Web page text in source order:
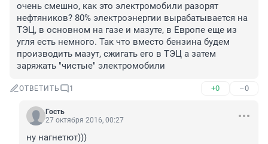
очень смешно, как это электромобили разорят
нефтяников? 80% электроэнергии вырабатывается на
ТЭЦ, в основном на газе и мазуте, в Европе еще из
угля есть немного. Так что вместо бензина будем
производить мазут, сжигать его в ТЭЦ а затем
заряжать "чистые" электромобили
ОТВЕТИТЬ 1 +0 –0
Гость
27 октября 2016, 00:27
ну нагнетют)))